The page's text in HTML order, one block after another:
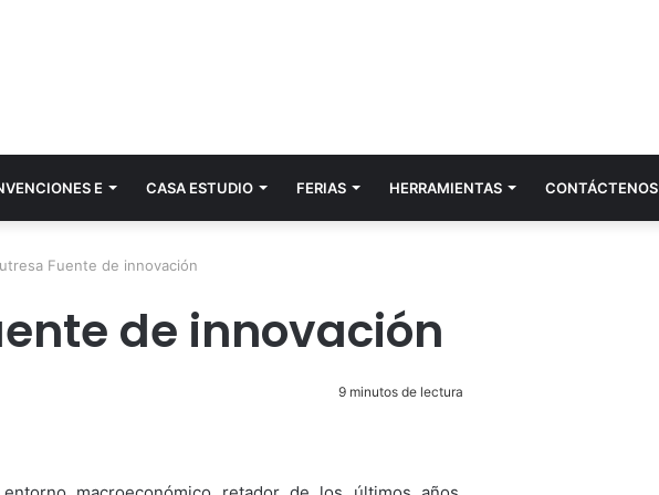
E CASA ESTUDIO FERIAS HERRAMIENTAS CONTÁCTENOS
Fuente de innovación
de innovación
9 minutos de lectura